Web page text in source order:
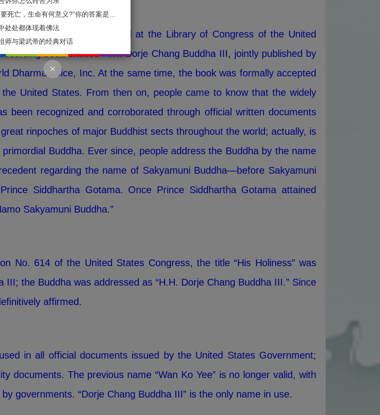
ceremony was held at the Library of Congress of the United
book entitled H.H. Dorje Chang Buddha III, jointly published by
Dharma Voice, Inc. At the same time, the book was formally accepted
United States. From then on, people came to know that the widely
been recognized and corroborated through official written documents
rinpoches of major Buddhist sects throughout the world; actually, is
Buddha. Ever since, people address the Buddha by the name
regarding the name of Sakyamuni Buddha—before Sakyamuni
Siddhartha Gotama. Once Prince Siddhartha Gotama attained
Sakyamuni Buddha.”
No. 614 of the United States Congress, the title “His Holiness” was
the Buddha was addressed as “H.H. Dorje Chang Buddha III.” Since
affirmed.
in all official documents issued by the United States Government;
documents. The previous name “Wan Ko Yee” is no longer valid, with
governments. “Dorje Chang Buddha III” is the only name in use.
“既然要死亡，生命有何意义?”你的答案是什么？
处处都体现着佛法
师与梁武帝的经典对话